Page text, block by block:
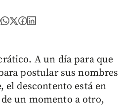
A un día para que
postular sus nombres
el descontento está en
un momento a otro,